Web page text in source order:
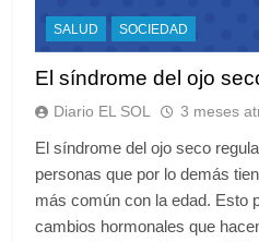
SALUD SOCIEDAD
El síndrome del ojo
Diario EL SOL 3 meses
El síndrome del ojo seco
personas que por lo demás
más común con la edad. Esto
cambios hormonales que